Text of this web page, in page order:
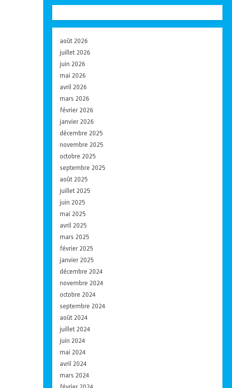
août 2026
juillet 2026
juin 2026
mai 2026
avril 2026
mars 2026
février 2026
janvier 2026
décembre 2025
novembre 2025
octobre 2025
septembre 2025
août 2025
juillet 2025
juin 2025
mai 2025
avril 2025
mars 2025
février 2025
janvier 2025
décembre 2024
novembre 2024
octobre 2024
septembre 2024
août 2024
juillet 2024
juin 2024
mai 2024
avril 2024
mars 2024